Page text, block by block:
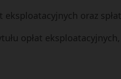
eksploatacyjnych oraz
opłat